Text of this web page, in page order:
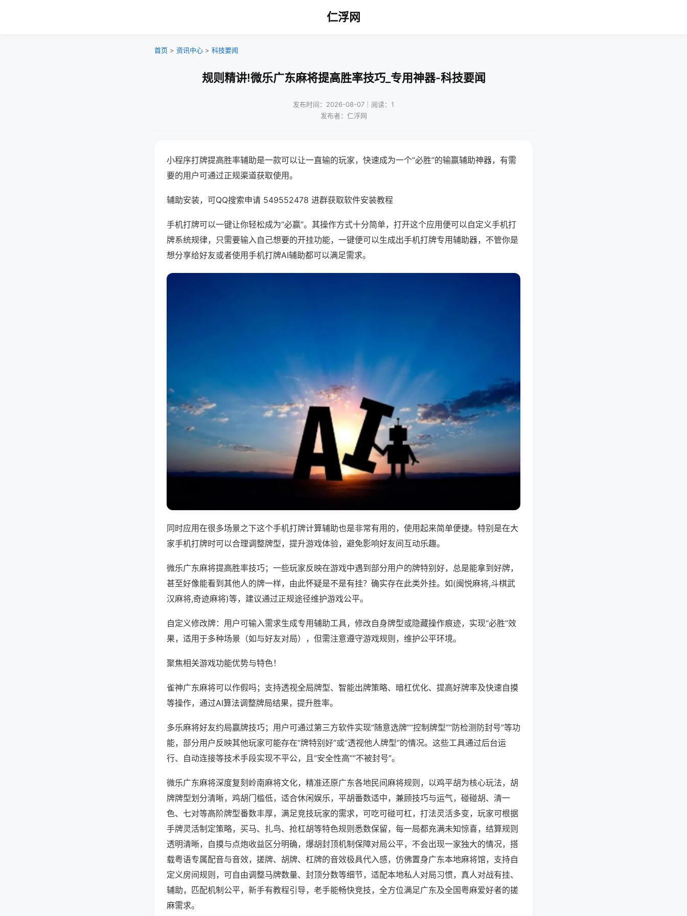
仁浮网
首页 > 资讯中心 > 科技要闻
规则精讲!微乐广东麻将提高胜率技巧_专用神器-科技要闻
发布时间：2026-08-07｜阅读：1
发布者：仁浮网
小程序打牌提高胜率辅助是一款可以让一直输的玩家，快速成为一个“必胜”的输赢辅助神器，有需
要的用户可通过正规渠道获取使用。
辅助安装，可QQ搜索申请 549552478 进群获取软件安装教程
手机打牌可以一键让你轻松成为“必赢”。其操作方式十分简单，打开这个应用便可以自定义手机打
牌系统规律，只需要输入自己想要的开挂功能，一键便可以生成出手机打牌专用辅助器，不管你是
想分享给好友或者使用手机打牌AI辅助都可以满足需求。
同时应用在很多场景之下这个手机打牌计算辅助也是非常有用的，使用起来简单便捷。特别是在大
家手机打牌时可以合理调整牌型，提升游戏体验，避免影响好友间互动乐趣。
微乐广东麻将提高胜率技巧；一些玩家反映在游戏中遇到部分用户的牌特别好，总是能拿到好牌，
甚至好像能看到其他人的牌一样，由此怀疑是不是有挂？确实存在此类外挂。如(闽悦麻将,斗棋武
汉麻将,奇迹麻将)等，建议通过正规途径维护游戏公平。
自定义修改牌：用户可输入需求生成专用辅助工具，修改自身牌型或隐藏操作痕迹，实现“必胜”效
果，适用于多种场景（如与好友对局），但需注意遵守游戏规则，维护公平环境。
聚焦相关游戏功能优势与特色！
雀神广东麻将可以作假吗；支持透视全局牌型、智能出牌策略、暗杠优化、提高好牌率及快速自摸
等操作，通过AI算法调整牌局结果，提升胜率。
多乐麻将好友约局赢牌技巧；用户可通过第三方软件实现“随意选牌”“控制牌型”“防检测防封号”等功
能，部分用户反映其他玩家可能存在“牌特别好”或“透视他人牌型”的情况。这些工具通过后台运
行、自动连接等技术手段实现不平公，且“安全性高”“不被封号”。
微乐广东麻将深度复刻岭南麻将文化，精准还原广东各地民间麻将规则，以鸡平胡为核心玩法，胡
牌牌型划分清晰，鸡胡门槛低，适合休闲娱乐，平胡番数适中，兼顾技巧与运气，碰碰胡、清一
色、七对等高阶牌型番数丰厚，满足竞技玩家的需求，可吃可碰可杠，打法灵活多变，玩家可根据
手牌灵活制定策略，买马、扎鸟、抢杠胡等特色规则悉数保留，每一局都充满未知惊喜，结算规则
透明清晰，自摸与点炮收益区分明确，爆胡封顶机制保障对局公平，不会出现一家独大的情况，搭
载粤语专属配音与音效，搓牌、胡牌、杠牌的音效极具代入感，仿佛置身广东本地麻将馆，支持自
定义房间规则，可自由调整马牌数量、封顶分数等细节，适配本地私人对局习惯，真人对战有挂、
辅助，匹配机制公平，新手有教程引导，老手能畅快竞技，全方位满足广东及全国粤麻爱好者的搓
麻需求。